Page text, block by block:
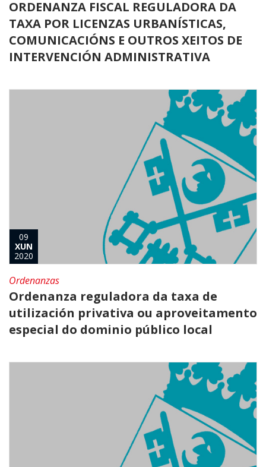
ORDENANZA FISCAL REGULADORA DA
TAXA POR LICENZAS URBANÍSTICAS,
COMUNICACIÓNS E OUTROS XEITOS DE
INTERVENCIÓN ADMINISTRATIVA
09
XUN
2020
Ordenanzas
Ordenanza reguladora da taxa de
utilización privativa ou aproveitamento
especial do dominio público local